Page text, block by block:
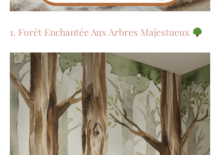
1. Forêt Enchantée Aux Arbres Majestueux